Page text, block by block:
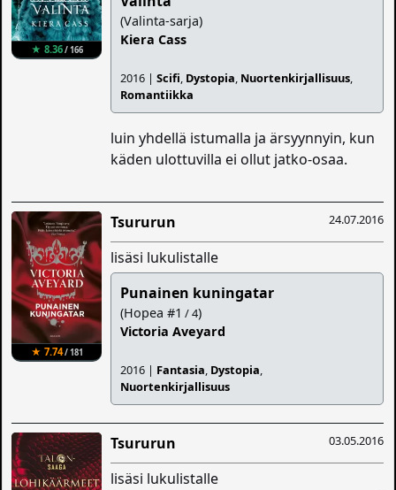
★ 8.36/ 166
(Valinta-sarja)
Kiera Cass
2016 |Scifi, Dystopia, Nuortenkirjallisuus,
Romantiikka
luin yhdellä istumalla ja ärsyynnyin, kun
käden ulottuvilla ei ollut jatko-osaa.
★ 7.74/ 181
24.07.2016
Tsururun
lisäsi lukulistalle
Punainen kuningatar
(Hopea #1 / 4)
Victoria Aveyard
2016 | Fantasia, Dystopia,
Nuortenkirjallisuus
03.05.2016
Tsururun
lisäsi lukulistalle